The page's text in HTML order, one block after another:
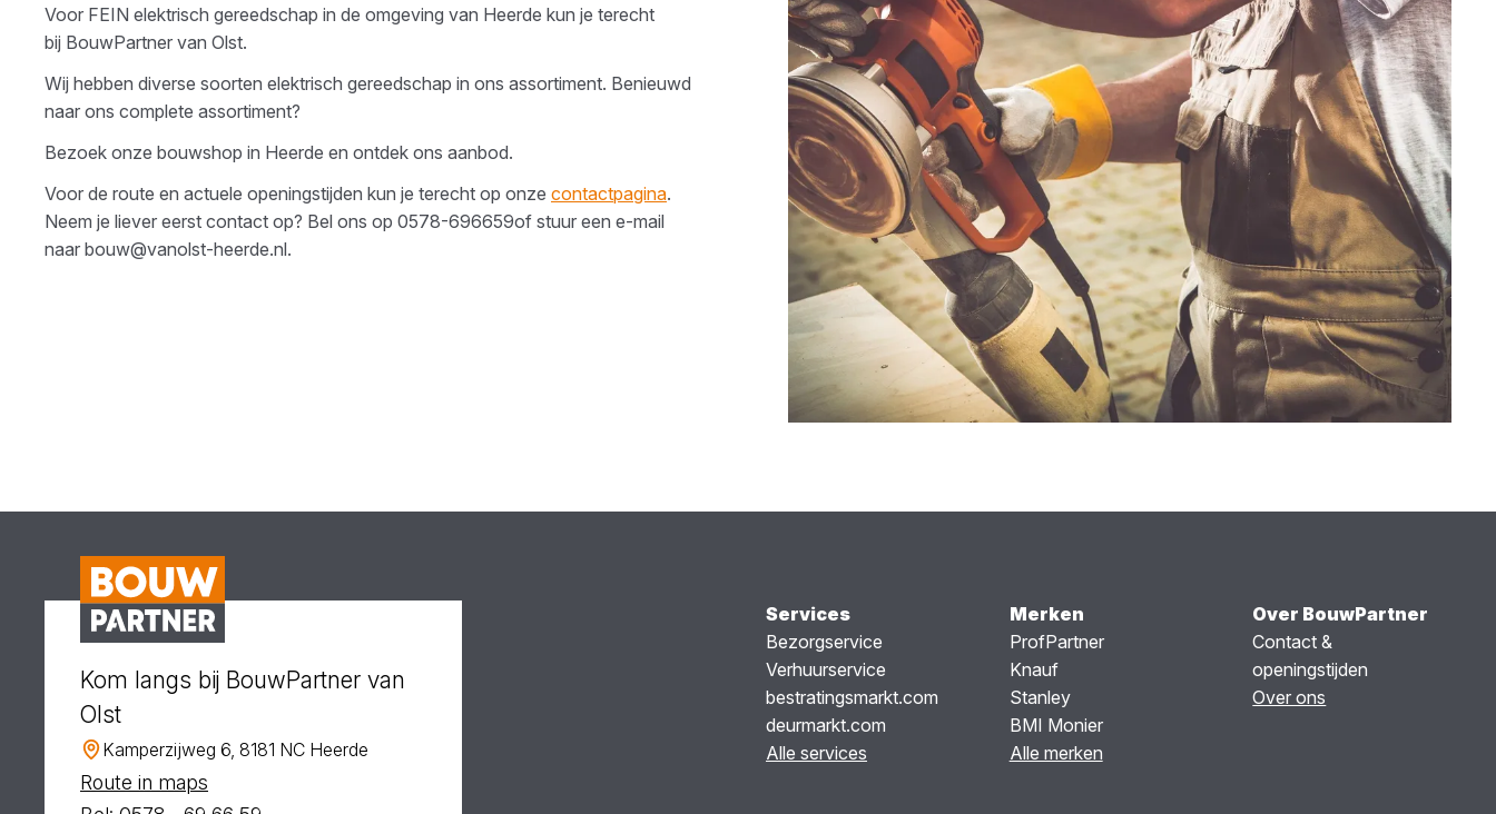
Voor FEIN elektrisch gereedschap in de omgeving van Heerde kun je terecht
bij BouwPartner van Olst.
Wij hebben diverse soorten elektrisch gereedschap in ons assortiment. Benieuwd
naar ons complete assortiment?
Bezoek onze bouwshop in Heerde en ontdek ons aanbod.
Voor de route en actuele openingstijden kun je terecht op onze contactpagina.
Neem je liever eerst contact op? Bel ons op 0578-696659of stuur een e-mail
naar bouw@vanolst-heerde.nl.
Kom langs bij BouwPartner van
Olst
Kamperzijweg 6, 8181 NC Heerde
Route in maps
Services
Bezorgservice
Verhuurservice
bestratingsmarkt.com
deurmarkt.com
Alle services
Merken
ProfPartner
Knauf
Stanley
BMI Monier
Alle merken
Over BouwPartner
Contact &
openingstijden
Over ons